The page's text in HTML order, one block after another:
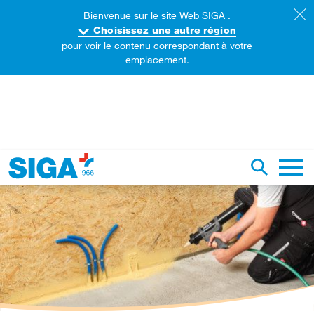
sur ce site web
Bienvenue sur le site Web SIGA .
Choisissez une autre région
pour voir le contenu correspondant à votre
emplacement.